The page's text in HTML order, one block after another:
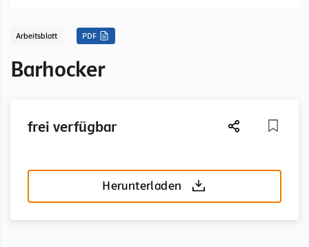
Arbeitsblatt PDF
Barhocker
frei verfügbar
Herunterladen